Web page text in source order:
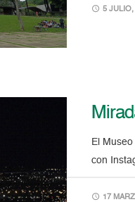
5 JULIO,
El
con
17